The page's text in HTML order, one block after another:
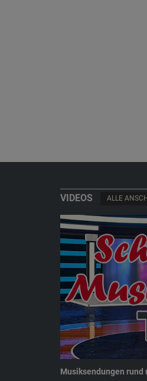
VIDEOS ALLE
Musiksendungen rund